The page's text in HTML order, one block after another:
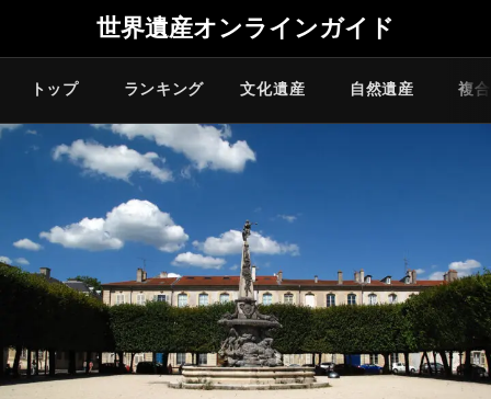
世界遺産オンラインガイド
トップ ランキング 文化遺産 自然遺産 複